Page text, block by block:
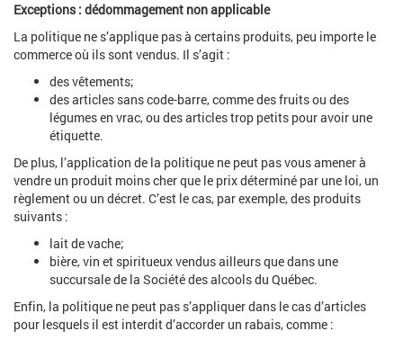
Exceptions : dédommagement non applicable
La politique ne s’applique pas à certains produits, peu importe le
commerce où ils sont vendus. Il s’agit :
des vêtements;
des articles sans code-barre, comme des fruits ou des
légumes en vrac, ou des articles trop petits pour avoir une
étiquette.
De plus, l’application de la politique ne peut pas vous amener à
vendre un produit moins cher que le prix déterminé par une loi, un
règlement ou un décret. C’est le cas, par exemple, des produits
suivants :
lait de vache;
bière, vin et spiritueux vendus ailleurs que dans une
succursale de la Société des alcools du Québec.
Enfin, la politique ne peut pas s’appliquer dans le cas d’articles
pour lesquels il est interdit d’accorder un rabais, comme :